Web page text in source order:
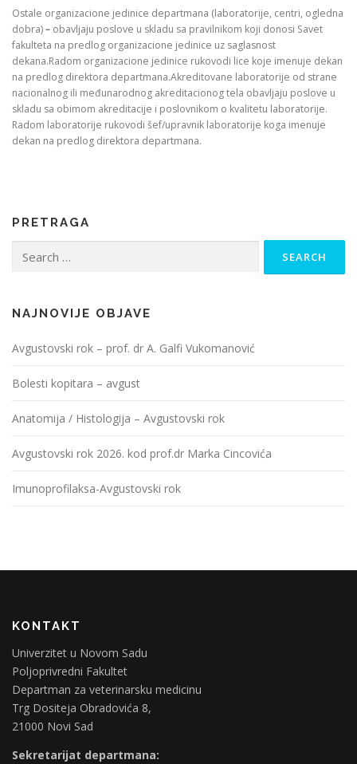
Ostale organizacione jedinice departmana (laboratorije, centri, ogledna
dobra)– obavljaju poslove u skladu sa pravilnikom koji donosi Savet
fakulteta na predlog organizacione jedinice uz saglasnost
dekana.Radom organizacione jedinice rukovodi lice koje imenuje dekan
na predlog direktora departmana.Akreditovane laboratorije od strane
nacionalnog ili međunarodnog akreditacionog tela obavljaju poslove u
skladu sa obimom akreditacije i poslovnikom o kvalitetu laboratorije.
Radom laboratorije rukovodi šef/upravnik laboratorije koga imenuje
dekan na predlog direktora departmana.
PRETRAGA
for:
NAJNOVIJE OBJAVE
Avgustovski rok – prof. dr A. Galfi Vukomanović
Bolesti kopitara – avgust
Anatomija / Histologija – Avgustovski rok
Avgustovski rok 2026. kod prof.dr Marka Cincovića
Imunoprofilaksa-Avgustovski rok
KONTAKT
Univerzitet u Novom Sadu
Poljoprivredni Fakultet
Departman za veterinarsku medicinu
Trg Dositeja Obradovića 8,
21000 Novi Sad
Sekretarijat departmana: